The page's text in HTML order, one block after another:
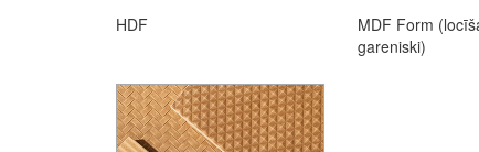
HDF
MDF Form
gareniski)